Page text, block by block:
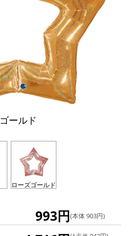
ゴールド
ローズゴールド
993円(本体 903円)